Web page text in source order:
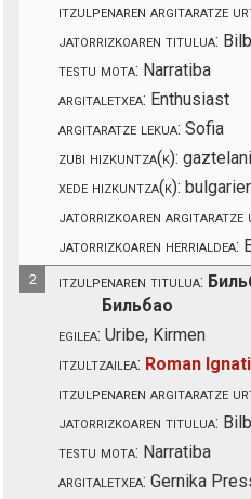
itzulpenaren argitaratze
jatorrizkoaren titulua:
testu mota: Narratiba
argitaletxea: Enthusiast
argitaratze lekua: Sofia
zubi hizkuntza(k):
xede hizkuntza(k):
jatorrizkoaren argitaratze
jatorrizkoaren herrialdea:
2 itzulpenaren titulua:
Бильбао
egilea: Uribe, Kirmen
itzultzailea: Roman
itzulpenaren argitaratze
jatorrizkoaren titulua:
testu mota: Narratiba
argitaletxea: Gernika